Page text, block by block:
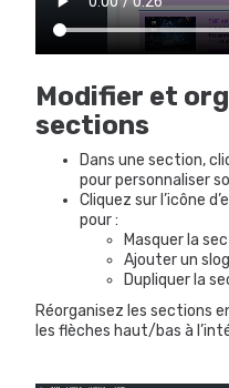
Modifier et
sections
Dans une section,
pour personnaliser
Cliquez sur l’icône
pour :
Masquer la
Ajouter un
Dupliquer la
Réorganisez les sections
les flèches haut/bas à